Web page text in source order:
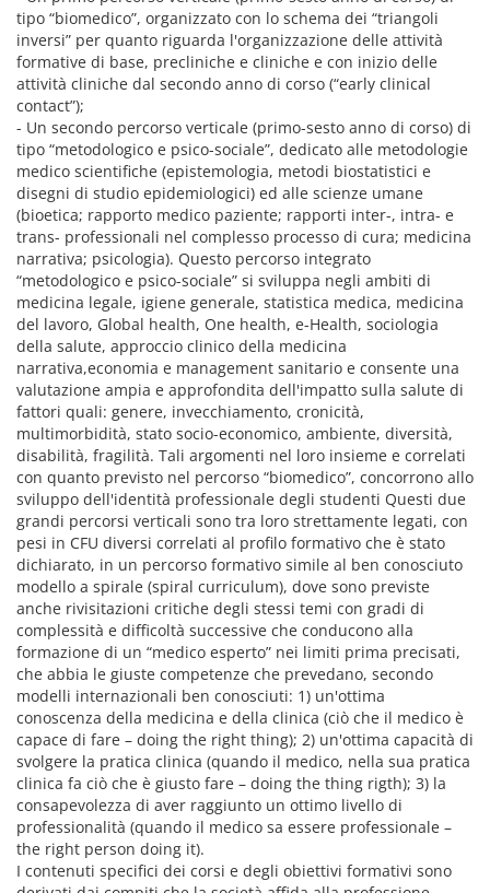
tipo “biomedico”, organizzato con lo schema dei “triangoli
inversi” per quanto riguarda l'organizzazione delle attività
formative di base, precliniche e cliniche e con inizio delle
attività cliniche dal secondo anno di corso (“early clinical
contact”);
- Un secondo percorso verticale (primo-sesto anno di corso) di
tipo “metodologico e psico-sociale”, dedicato alle metodologie
medico scientifiche (epistemologia, metodi biostatistici e
disegni di studio epidemiologici) ed alle scienze umane
(bioetica; rapporto medico paziente; rapporti inter-, intra- e
trans- professionali nel complesso processo di cura; medicina
narrativa; psicologia). Questo percorso integrato
“metodologico e psico-sociale” si sviluppa negli ambiti di
medicina legale, igiene generale, statistica medica, medicina
del lavoro, Global health, One health, e-Health, sociologia
della salute, approccio clinico della medicina
narrativa,economia e management sanitario e consente una
valutazione ampia e approfondita dell'impatto sulla salute di
fattori quali: genere, invecchiamento, cronicità,
multimorbidità, stato socio-economico, ambiente, diversità,
disabilità, fragilità. Tali argomenti nel loro insieme e correlati
con quanto previsto nel percorso “biomedico”, concorrono allo
sviluppo dell'identità professionale degli studenti Questi due
grandi percorsi verticali sono tra loro strettamente legati, con
pesi in CFU diversi correlati al profilo formativo che è stato
dichiarato, in un percorso formativo simile al ben conosciuto
modello a spirale (spiral curriculum), dove sono previste
anche rivisitazioni critiche degli stessi temi con gradi di
complessità e difficoltà successive che conducono alla
formazione di un “medico esperto” nei limiti prima precisati,
che abbia le giuste competenze che prevedano, secondo
modelli internazionali ben conosciuti: 1) un'ottima
conoscenza della medicina e della clinica (ciò che il medico è
capace di fare – doing the right thing); 2) un'ottima capacità di
svolgere la pratica clinica (quando il medico, nella sua pratica
clinica fa ciò che è giusto fare – doing the thing rigth); 3) la
consapevolezza di aver raggiunto un ottimo livello di
professionalità (quando il medico sa essere professionale –
the right person doing it).
I contenuti specifici dei corsi e degli obiettivi formativi sono